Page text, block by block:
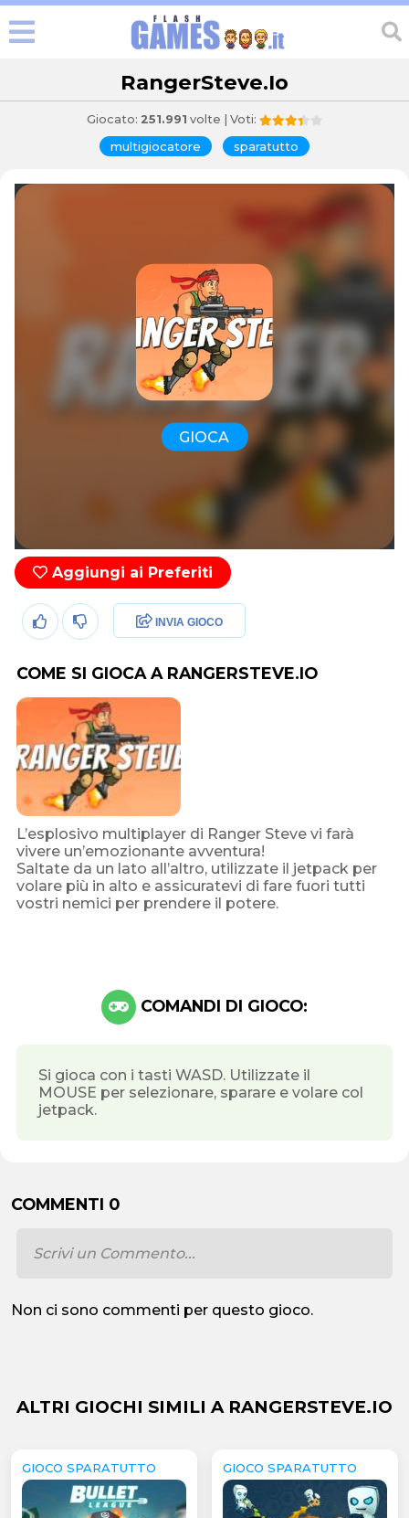
RangerSteve.io
Giocato: 251.991 volte | Voti:
multigiocatore sparatutto
GIOCA
Aggiungi ai Preferiti
INVIA GIOCO
COME SI GIOCA A RANGERSTEVE.IO
L’esplosivo multiplayer di Ranger Steve vi farà
vivere un’emozionante avventura!
Saltate da un lato all’altro, utilizzate il jetpack per
volare più in alto e assicuratevi di fare fuori tutti
vostri nemici per prendere il potere.
COMANDI DI GIOCO:
Si gioca con i tasti WASD. Utilizzate il
MOUSE per selezionare, sparare e volare col
jetpack.
COMMENTI 0
Non ci sono commenti per questo gioco.
ALTRI GIOCHI SIMILI A RANGERSTEVE.IO
GIOCO SPARATUTTO GIOCO SPARATUTTO